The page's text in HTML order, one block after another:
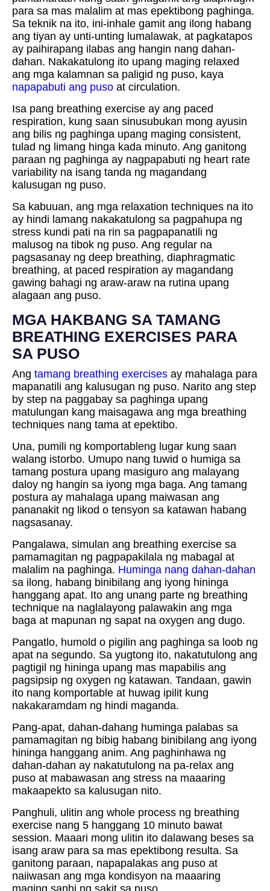
para sa mas malalim at mas epektibong paghinga.
Sa teknik na ito, ini-inhale gamit ang ilong habang
ang tiyan ay unti-unting lumalawak, at pagkatapos
ay paihirapang ilabas ang hangin nang dahan-
dahan. Nakakatulong ito upang maging relaxed
ang mga kalamnan sa paligid ng puso, kaya
napapabuti ang puso at circulation.
Isa pang breathing exercise ay ang paced
respiration, kung saan sinusubukan mong ayusin
ang bilis ng paghinga upang maging consistent,
tulad ng limang hinga kada minuto. Ang ganitong
paraan ng paghinga ay nagpapabuti ng heart rate
variability na isang tanda ng magandang
kalusugan ng puso.
Sa kabuuan, ang mga relaxation techniques na ito
ay hindi lamang nakakatulong sa pagpahupa ng
stress kundi pati na rin sa pagpapanatili ng
malusog na tibok ng puso. Ang regular na
pagsasanay ng deep breathing, diaphragmatic
breathing, at paced respiration ay magandang
gawing bahagi ng araw-araw na rutina upang
alagaan ang puso.
MGA HAKBANG SA TAMANG
BREATHING EXERCISES PARA
SA PUSO
Ang tamang breathing exercises ay mahalaga para
mapanatili ang kalusugan ng puso. Narito ang step
by step na paggabay sa paghinga upang
matulungan kang maisagawa ang mga breathing
techniques nang tama at epektibo.
Una, pumili ng komportableng lugar kung saan
walang istorbo. Umupo nang tuwid o humiga sa
tamang postura upang masiguro ang malayang
daloy ng hangin sa iyong mga baga. Ang tamang
postura ay mahalaga upang maiwasan ang
pananakit ng likod o tensyon sa katawan habang
nagsasanay.
Pangalawa, simulan ang breathing exercise sa
pamamagitan ng pagpapakilala ng mabagal at
malalim na paghinga. Huminga nang dahan-dahan
sa ilong, habang binibilang ang iyong hininga
hanggang apat. Ito ang unang parte ng breathing
technique na naglalayong palawakin ang mga
baga at mapunan ng sapat na oxygen ang dugo.
Pangatlo, humold o pigilin ang paghinga sa loob ng
apat na segundo. Sa yugtong ito, nakatutulong ang
pagtigil ng hininga upang mas mapabilis ang
pagsipsip ng oxygen ng katawan. Tandaan, gawin
ito nang komportable at huwag ipilit kung
nakakaramdam ng hindi maganda.
Pang-apat, dahan-dahang huminga palabas sa
pamamagitan ng bibig habang binibilang ang iyong
hininga hanggang anim. Ang paghinhawa ng
dahan-dahan ay nakatutulong na pa-relax ang
puso at mabawasan ang stress na maaaring
makaapekto sa kalusugan nito.
Panghuli, ulitin ang whole process ng breathing
exercise nang 5 hanggang 10 minuto bawat
session. Maaari mong ulitin ito dalawang beses sa
isang araw para sa mas epektibong resulta. Sa
ganitong paraan, napapalakas ang puso at
naiiwasan ang mga kondisyon na maaaring
maging sanhi ng sakit sa puso.